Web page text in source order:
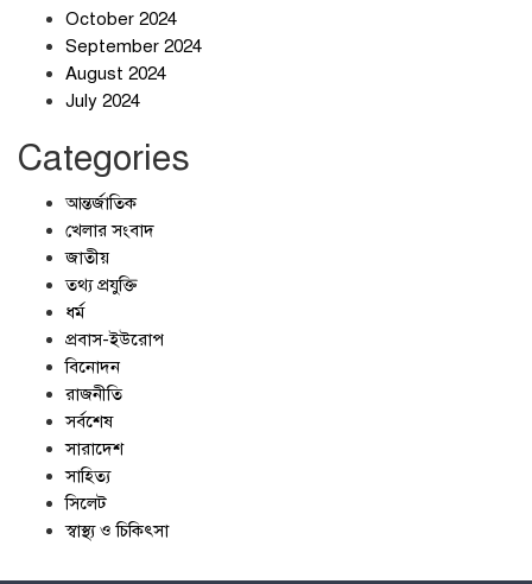
October 2024
September 2024
August 2024
July 2024
Categories
আন্তর্জাতিক
খেলার সংবাদ
জাতীয়
তথ্য প্রযুক্তি
ধর্ম
প্রবাস-ইউরোপ
বিনোদন
রাজনীতি
সর্বশেষ
সারাদেশ
সাহিত্য
সিলেট
স্বাস্থ্য ও চিকিৎসা